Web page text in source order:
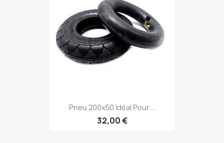
Pneu 200x50 Idéal Pour...
32,00 €